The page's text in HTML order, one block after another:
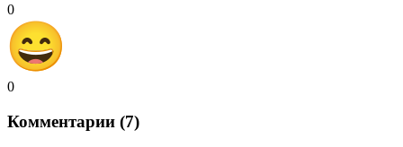
0
0
Комментарии (7)